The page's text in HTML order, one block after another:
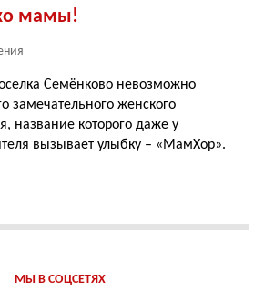
мамы!
Семёнково невозможно
замечательного женского
название которого даже у
вызывает улыбку – «МамХор».
МЫ В СОЦСЕТЯХ